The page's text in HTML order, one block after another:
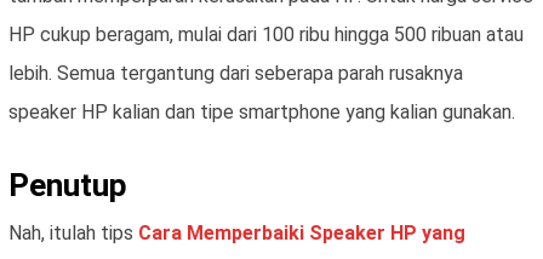
HP cukup beragam, mulai dari 100 ribu hingga 500 ribuan atau
lebih. Semua tergantung dari seberapa parah rusaknya
speaker HP kalian dan tipe smartphone yang kalian gunakan.
Penutup
Nah, itulah tips Cara Memperbaiki Speaker HP yang